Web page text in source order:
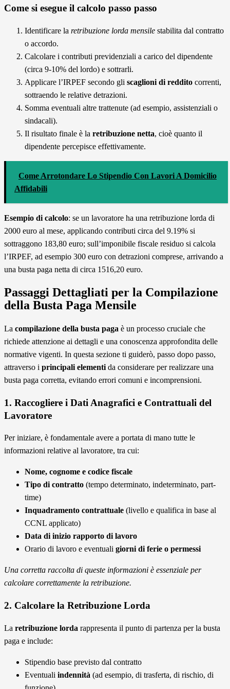
Come si esegue il calcolo passo passo
Identificare la retribuzione lorda mensile stabilita dal contratto
o accordo.
Calcolare i contributi previdenziali a carico del dipendente
(circa 9-10% del lordo) e sottrarli.
Applicare l’IRPEF secondo gli scaglioni di reddito correnti,
sottraendo le relative detrazioni.
Somma eventuali altre trattenute (ad esempio, assistenziali o
sindacali).
Il risultato finale è la retribuzione netta, cioè quanto il
dipendente percepisce effettivamente.
Come Arrotondare Lo Stipendio Con Lavori A Domicilio
Affidabili
Esempio di calcolo: se un lavoratore ha una retribuzione lorda di
2000 euro al mese, applicando contributi circa del 9.19% si
sottraggono 183,80 euro; sull’imponibile fiscale residuo si calcola
l’IRPEF, ad esempio 300 euro con detrazioni comprese, arrivando a
una busta paga netta di circa 1516,20 euro.
Passaggi Dettagliati per la Compilazione
della Busta Paga Mensile
La compilazione della busta paga è un processo cruciale che
richiede attenzione ai dettagli e una conoscenza approfondita delle
normative vigenti. In questa sezione ti guiderò, passo dopo passo,
attraverso i principali elementi da considerare per realizzare una
busta paga corretta, evitando errori comuni e incomprensioni.
1. Raccogliere i Dati Anagrafici e Contrattuali del
Lavoratore
Per iniziare, è fondamentale avere a portata di mano tutte le
informazioni relative al lavoratore, tra cui:
Nome, cognome e codice fiscale
Tipo di contratto (tempo determinato, indeterminato, part-
time)
Inquadramento contrattuale (livello e qualifica in base al
CCNL applicato)
Data di inizio rapporto di lavoro
Orario di lavoro e eventuali giorni di ferie o permessi
Una corretta raccolta di queste informazioni è essenziale per
calcolare correttamente la retribuzione.
2. Calcolare la Retribuzione Lorda
La retribuzione lorda rappresenta il punto di partenza per la busta
paga e include:
Stipendio base previsto dal contratto
Eventuali indennità (ad esempio, di trasferta, di rischio, di